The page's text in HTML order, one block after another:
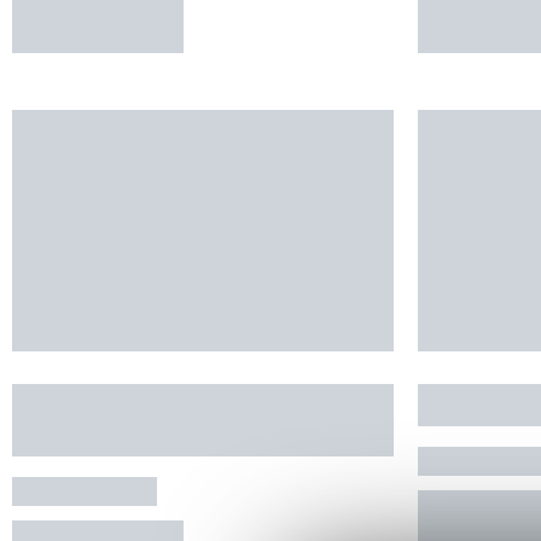
L'ancienne Jasse - Philippe
VERRIERES
LA